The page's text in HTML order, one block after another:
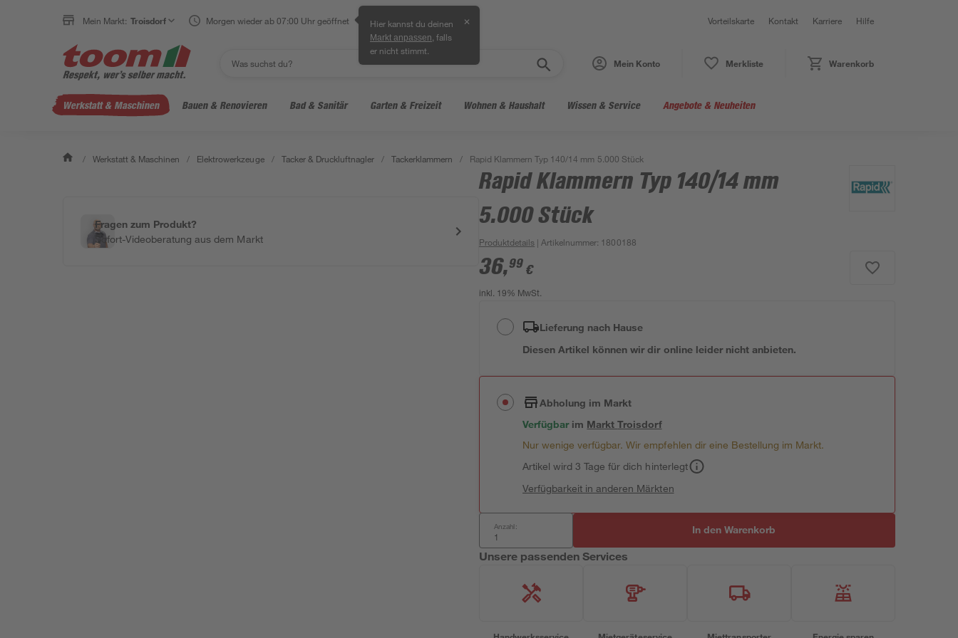
Mein Markt: Troisdorf Morgen wieder ab 07:00 Uhr geöffnet Hier kannst du deinen
Markt anpassen , falls
er nicht stimmt.
✕ Vorteilskarte Kontakt Karriere Hilfe
Mein Konto Merkliste Warenkorb
Werkstatt & Maschinen Bauen & Renovieren Bad & Sanitär Garten & Freizeit Wohnen & Haushalt Wissen & Service Angebote & Neuheiten
/ Werkstatt & Maschinen / Elektrowerkzeuge / Tacker & Druckluftnagler / Tackerklammern / Rapid Klammern Typ 140/14 mm 5.000 Stück
Fragen zum Produkt?
Sofort-Videoberatung aus dem Markt
Rapid Klammern Typ 140/14 mm
5.000 Stück
Produktdetails | Artikelnummer: 1800188
36,99 €
inkl. 19% MwSt.
Lieferung nach Hause
Diesen Artikel können wir dir online leider nicht anbieten.
Abholung im Markt
Verfügbar im MarktTroisdorf
Nur wenige verfügbar. Wir empfehlen dir eine Bestellung im Markt.
Artikel wird 3 Tage für dich hinterlegt
Verfügbarkeit in anderen Märkten
Anzahl: In den Warenkorb
Unsere passenden Services